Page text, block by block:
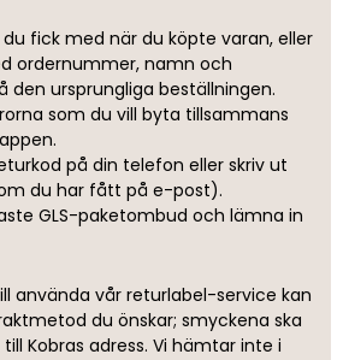
du fick med när du köpte varan, eller
ordernummer, namn och
ursprungliga beställningen.
som du vill byta tillsammans
på din telefon eller skriv ut
du har fått på e-post).
GLS-paketombud och lämna in
använda vår returlabel-service kan
du önskar; smyckena ska
Kobras adress. Vi hämtar inte i